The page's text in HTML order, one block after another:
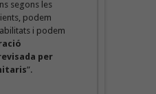
segons les
podem
i podem
per
”.